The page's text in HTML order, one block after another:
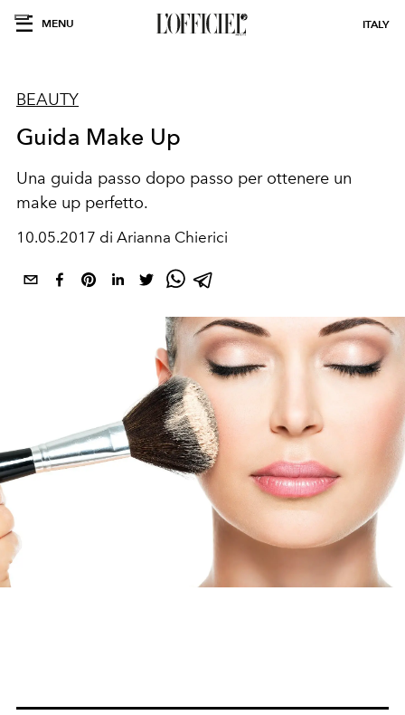
MENU ITALY
BEAUTY
Guida Make Up
Una guida passo dopo passo per ottenere un
make up perfetto.
10.05.2017 di Arianna Chierici